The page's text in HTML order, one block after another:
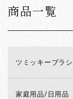
商品一覧
ツミッキーブラ
家庭用品/日用品